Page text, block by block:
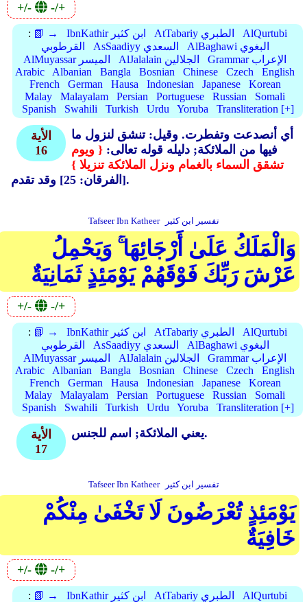
+/- -/+
: 📗 → IbnKathir ابن كثير AtTabariy الطبري
AlQurtubi
القرطوبي
AsSaadiyy السعدي
AlBaghawi البغوي
AlMuyassar الميسر
AlJalalain الجلالين
Grammar الإعراب
Arabic
Albanian Bangla Bosnian Chinese Czech
English
French
German Hausa Indonesian Japanese
Korean
Malay
Malayalam Persian Portuguese Russian
Somali
Spanish
Swahili Turkish Urdu Yoruba Transliteration [+]
الأية
16
أي أنصدعت وتفطرت. وقيل: تنشق لنزول ما
فيها من الملائكة; دليله قوله تعالى: { ويوم
تشقق السماء بالغمام ونزل الملائكة تنزيلا }
[الفرقان: 25] وقد تقدم.
Tafseer Ibn Katheer تفسير ابن كثير
وَالْمَلَكُ عَلَىٰ أَرْجَائِهَا ۚ وَيَحْمِلُ
عَرْشَ رَبِّكَ فَوْقَهُمْ يَوْمَئِذٍ ثَمَانِيَةٌ
+/- -/+
: 📗 → IbnKathir ابن كثير AtTabariy الطبري
AlQurtubi
القرطوبي
AsSaadiyy السعدي
AlBaghawi البغوي
AlMuyassar الميسر
AlJalalain الجلالين
Grammar الإعراب
Arabic
Albanian Bangla Bosnian Chinese Czech
English
French
German Hausa Indonesian Japanese
Korean
Malay
Malayalam Persian Portuguese Russian
Somali
Spanish
Swahili Turkish Urdu Yoruba Transliteration [+]
الأية
17
يعني الملائكة; اسم للجنس.
Tafseer Ibn Katheer تفسير ابن كثير
يَوْمَئِذٍ تُعْرَضُونَ لَا تَخْفَىٰ مِنْكُمْ
خَافِيَةٌ
+/- -/+
: 📗 → IbnKathir ابن كثير AtTabariy الطبري
AlQurtubi